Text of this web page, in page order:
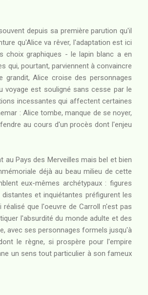
depuis sa première parution qu'il
qu'Alice va rêver, l'adaptation est ici
choix graphiques - le lapin blanc a en
qui, pourtant, parviennent à convaincre
grandit, Alice croise des personnages
voyage est souligné sans cesse par le
incessantes qui affectent certaines
: Alice tombe, manque de se noyer,
au cours d'un procès dont l'enjeu
Pays des Merveilles mais bel et bien
déjà au beau milieu de cette
eux-mêmes archétypaux : figures
et inquiétantes préfigurent les
que l'oeuvre de Carroll n'est pas
l'absurdité du monde adulte et des
avec ses personnages formels jusqu'à
le règne, si prospère pour l'empire
un sens tout particulier à son fameux